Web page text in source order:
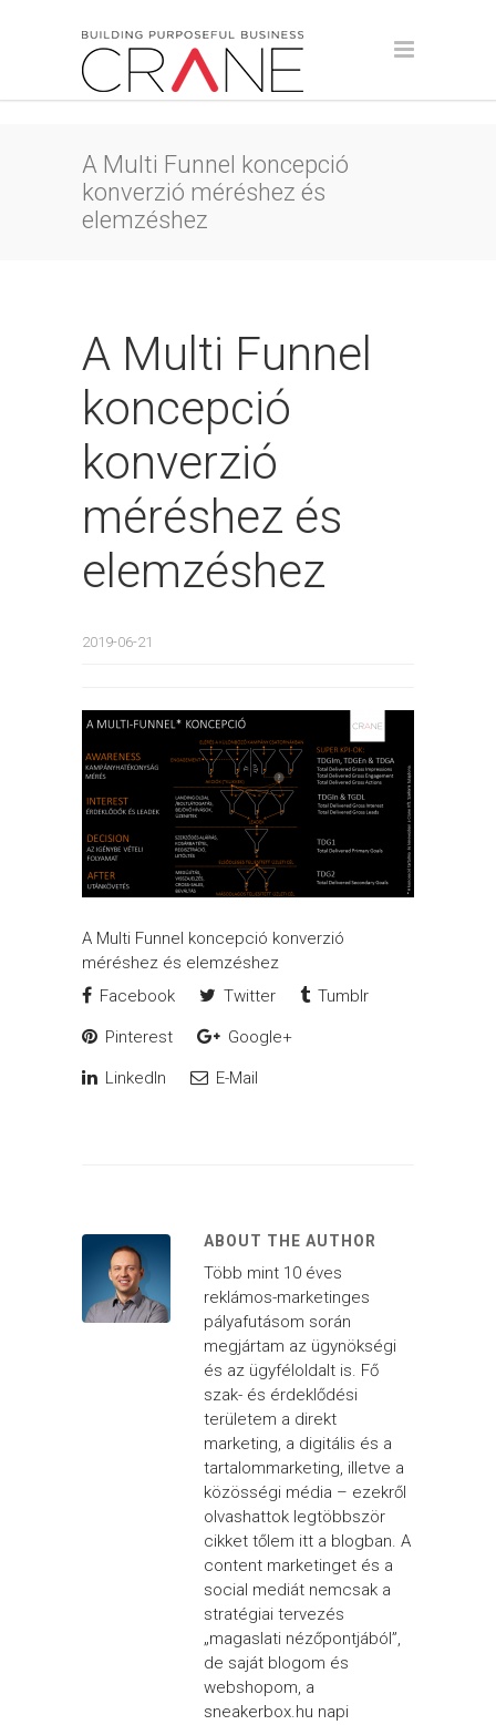
A Multi Funnel koncepció
konverzió méréshez és
elemzéshez
A Multi Funnel
koncepció
konverzió
méréshez és
elemzéshez
2019-06-21
A Multi Funnel koncepció konverzió
méréshez és elemzéshez
Facebook
Twitter Tumblr
Pinterest Google+
LinkedIn E-Mail
ABOUT THE AUTHOR
Több mint 10 éves
reklámos-marketinges
pályafutásom során
megjártam az ügynökségi
és az ügyféloldalt is. Fő
szak- és érdeklődési
területem a direkt
marketing, a digitális és a
tartalommarketing, illetve a
közösségi média – ezekről
olvashattok legtöbbször
cikket tőlem itt a blogban. A
content marketinget és a
social mediát nemcsak a
stratégiai tervezés
„magaslati nézőpontjából”,
de saját blogom és
webshopom, a
sneakerbox.hu napi